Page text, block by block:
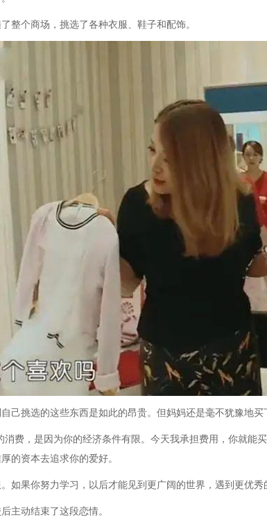
整个商场，挑选了各种衣服、鞋子和配饰。
己挑选的这些东西是如此的昂贵。但妈妈还是毫不犹豫地买
消费，是因为你的经济条件有限。今天我承担费用，你就能
的资本去追求你的爱好。
如果你努力学习，以后才能见到更广阔的世界，遇到更优秀
主动结束了这段恋情。